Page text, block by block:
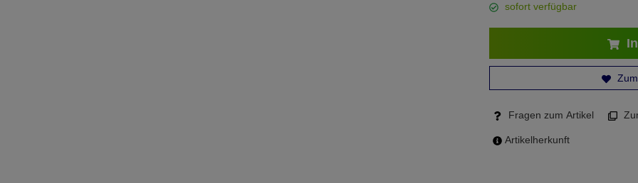
sofort verfügbar
Fragen zum Artikel
Artikelherkunft